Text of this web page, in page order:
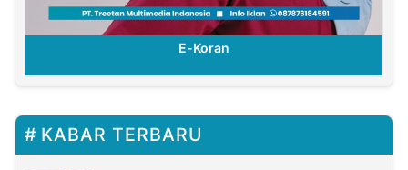
E-Koran
KABAR TERBARU